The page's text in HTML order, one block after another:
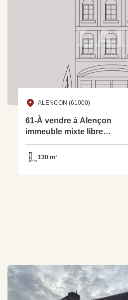
ALENCON (61000)
61-À vendre à Alençon
immeuble mixte libre
d'occupant Commerce &
Logements - réf : 15569
130 m²